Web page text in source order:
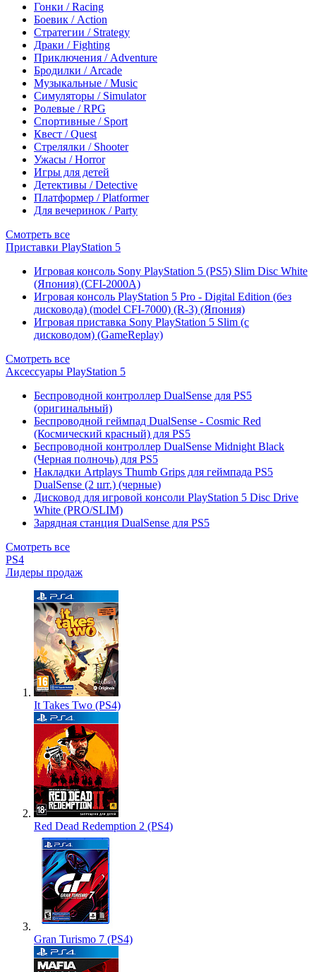
Гонки / Racing
Боевик / Action
Стратегии / Strategy
Драки / Fighting
Приключения / Adventure
Бродилки / Arcade
Музыкальные / Music
Симуляторы / Simulator
Ролевые / RPG
Спортивные / Sport
Квест / Quest
Стрелялки / Shooter
Ужасы / Horror
Игры для детей
Детективы / Detective
Платформер / Platformer
Для вечеринок / Party
Смотреть все
Приставки PlayStation 5
Игровая консоль Sony PlayStation 5 (PS5) Slim Disc White
(Япония) (CFI-2000A)
Игровая консоль PlayStation 5 Pro - Digital Edition (без
дисковода) (model CFI-7000) (R-3) (Япония)
Игровая приставка Sony PlayStation 5 Slim (с
дисководом) (GameReplay)
Смотреть все
Аксессуары PlayStation 5
Беспроводной контроллер DualSense для PS5
(оригинальный)
Беспроводной геймпад DualSense - Cosmic Red
(Космический красный) для PS5
Беспроводной контроллер DualSense Midnight Black
(Черная полночь) для PS5
Накладки Artplays Thumb Grips для геймпада PS5
DualSense (2 шт.) (черные)
Дисковод для игровой консоли PlayStation 5 Disc Drive
White (PRO/SLIM)
Зарядная станция DualSense для PS5
Смотреть все
PS4
Лидеры продаж
It Takes Two (PS4)
Red Dead Redemption 2 (PS4)
Gran Turismo 7 (PS4)